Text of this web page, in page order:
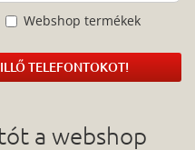
Webshop termékek
TELEFONTOKOT!
a webshop